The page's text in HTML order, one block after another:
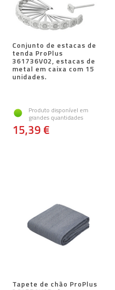
Conjunto de estacas de
tenda ProPlus
361736V02, estacas de
metal em caixa com 15
unidades.
Produto disponível em
grandes quantidades
15,39 €
Tapete de chão ProPlus